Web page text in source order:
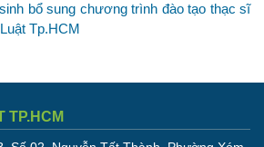
bổ sung chương trình đào tạo thạc sĩ
Tp.HCM
TP.HCM